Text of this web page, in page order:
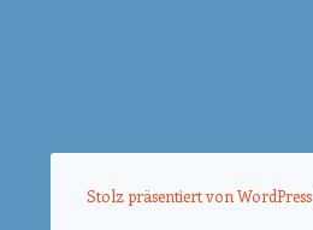
Stolz präsentiert von WordPress